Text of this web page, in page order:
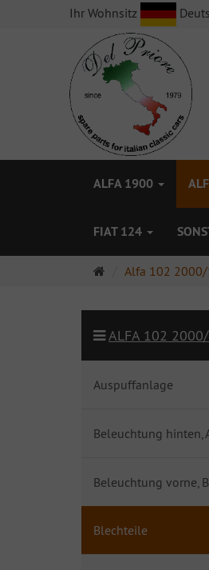
Ihr Wohnsitz
ALFA 1900
FIAT 124
Startseite
Alfa 102
ALFA 102
Auspuffanlage
Beleuchtung hinten,
Beleuchtung vorne,
Blechteile